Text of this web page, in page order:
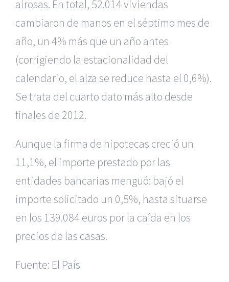
airosas. En total, 52.014 viviendas
cambiaron de manos en el séptimo mes de
año, un 4% más que un año antes
(corrigiendo la estacionalidad del
calendario, el alza se reduce hasta el 0,6%).
Se trata del cuarto dato más alto desde
finales de 2012.
Aunque la firma de hipotecas creció un
11,1%, el importe prestado por las
entidades bancarias menguó: bajó el
importe solicitado un 0,5%, hasta situarse
en los 139.084 euros por la caída en los
precios de las casas.
Fuente: El País
|Recursos Administrativos|BGD Abogados Murcia|
Abogados Alicante|BGD Abogados Madrid
Servicios de nuestra Firma |